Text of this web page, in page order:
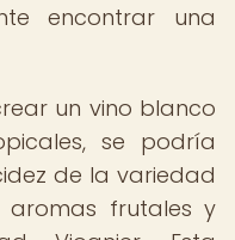
encontrar una
un vino blanco
se podría
de la variedad
aromas frutales y